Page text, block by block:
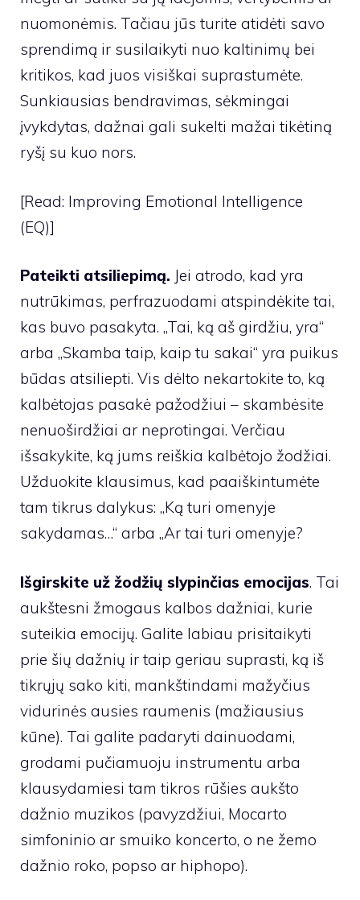
nuomonėmis. Tačiau jūs turite atidėti savo
sprendimą ir susilaikyti nuo kaltinimų bei
kritikos, kad juos visiškai suprastumėte.
Sunkiausias bendravimas, sėkmingai
įvykdytas, dažnai gali sukelti mažai tikėtiną
ryšį su kuo nors.
[Read: Improving Emotional Intelligence
(EQ)]
Pateikti atsiliepimą. Jei atrodo, kad yra
nutrūkimas, perfrazuodami atspindėkite tai,
kas buvo pasakyta. „Tai, ką aš girdžiu, yra“
arba „Skamba taip, kaip tu sakai“ yra puikus
būdas atsiliepti. Vis dėlto nekartokite to, ką
kalbėtojas pasakė pažodžiui – skambėsite
nenuoširdžiai ar neprotingai. Verčiau
išsakykite, ką jums reiškia kalbėtojo žodžiai.
Užduokite klausimus, kad paaiškintumėte
tam tikrus dalykus: „Ką turi omenyje
sakydamas…“ arba „Ar tai turi omenyje?
Išgirskite už žodžių slypinčias emocijas. Tai
aukštesni žmogaus kalbos dažniai, kurie
suteikia emocijų. Galite labiau prisitaikyti
prie šių dažnių ir taip geriau suprasti, ką iš
tikrųjų sako kiti, mankštindami mažyčius
vidurinės ausies raumenis (mažiausius
kūne). Tai galite padaryti dainuodami,
grodami pučiamuoju instrumentu arba
klausydamiesi tam tikros rūšies aukšto
dažnio muzikos (pavyzdžiui, Mocarto
simfoninio ar smuiko koncerto, o ne žemo
dažnio roko, popso ar hiphopo).